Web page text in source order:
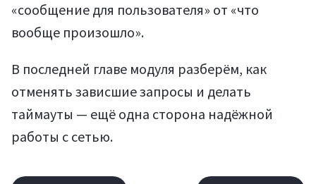
«сообщение для пользователя» от «что
вообще произошло».
В последней главе модуля разберём, как
отменять зависшие запросы и делать
таймауты — ещё одна сторона надёжной
работы с сетью.